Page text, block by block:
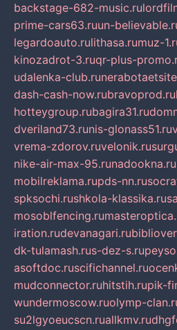
backstage-682-music.ru
prime-cars63.ruun-
legardoauto.rulithasa.rumuz-
kinozadrot-3.ruqr-plus-
udalenka-club.ru
dash-cash-now.rubravoprod.ru
hotteygroup.rubagira31.ru
dveriland73.runis-glonass51.ru
vrema-zdorov.ruvelonik.ru
nike-air-max-95.runadookna.ru
mobilreklama.rupds-nn.ru
spksochi.rushkola-klassika.ru
mosoblfencing.ru
iration.rudevanagari.ru
dk-tulamash.rus-dez-s.ru
asoftdoc.ruscifichannel.ru
mudconnector.ruhitstih.rupik-
wundermoscow.ruolymp-
su2lgyoeucscn.ruallkmv.ru